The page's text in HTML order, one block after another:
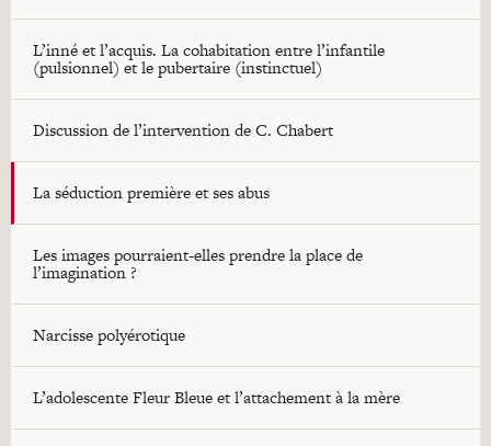
L’inné et l’acquis. La cohabitation entre l’infantile
(pulsionnel) et le pubertaire (instinctuel)
Discussion de l’intervention de C. Chabert
La séduction première et ses abus
Les images pourraient-elles prendre la place de
l’imagination ?
Narcisse polyérotique
L’adolescente Fleur Bleue et l’attachement à la mère